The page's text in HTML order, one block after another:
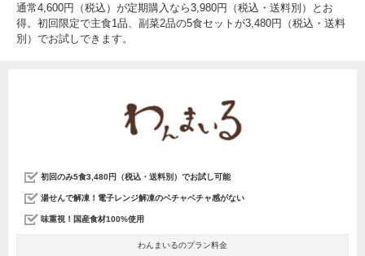
通常4,600円（税込）が定期購入なら3,980円（税込・送料別）とお
得。初回限定で主食1品、副菜2品の5食セットが3,480円（税込・送料
別）でお試しできます。
初回のみ5食3,480円（税込・送料別）でお試し可能
湯せんで解凍！電子レンジ解凍のベチャベチャ感がない
味重視！国産食材100%使用
わんまいるのプラン料金